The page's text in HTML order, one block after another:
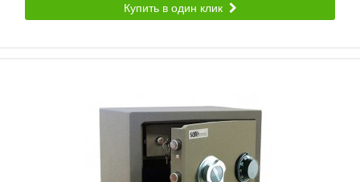
Купить в один клик